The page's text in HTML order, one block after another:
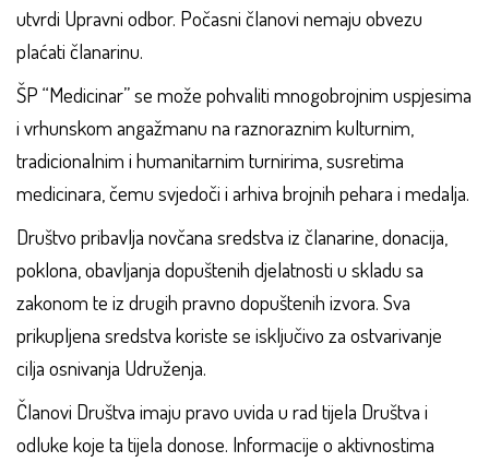
utvrdi Upravni odbor. Počasni članovi nemaju obvezu
plaćati članarinu.
ŠP “Medicinar” se može pohvaliti mnogobrojnim uspjesima
i vrhunskom angažmanu na raznoraznim kulturnim,
tradicionalnim i humanitarnim turnirima, susretima
medicinara, čemu svjedoči i arhiva brojnih pehara i medalja.
Društvo pribavlja novčana sredstva iz članarine, donacija,
poklona, obavljanja dopuštenih djelatnosti u skladu sa
zakonom te iz drugih pravno dopuštenih izvora. Sva
prikupljena sredstva koriste se isključivo za ostvarivanje
cilja osnivanja Udruženja.
Članovi Društva imaju pravo uvida u rad tijela Društva i
odluke koje ta tijela donose. Informacije o aktivnostima